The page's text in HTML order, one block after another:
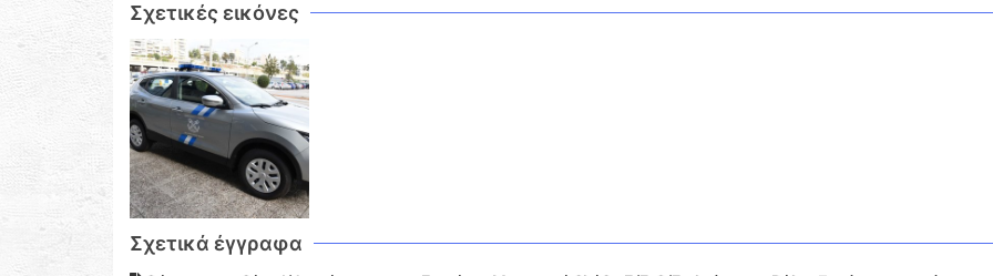
Σχετικές εικόνες
Σχετικά έγγραφα